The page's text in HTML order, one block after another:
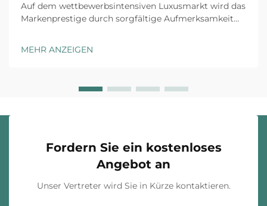
Auf dem wettbewerbsintensiven Luxusmarkt wird das
Markenprestige durch sorgfältige Aufmerksamkeit
erste physische Interaktion zwischen Ihrer Marke und
MEHR ANZEIGEN
Fordern Sie ein kostenloses
Angebot an
Unser Vertreter wird Sie in Kürze kontaktieren.